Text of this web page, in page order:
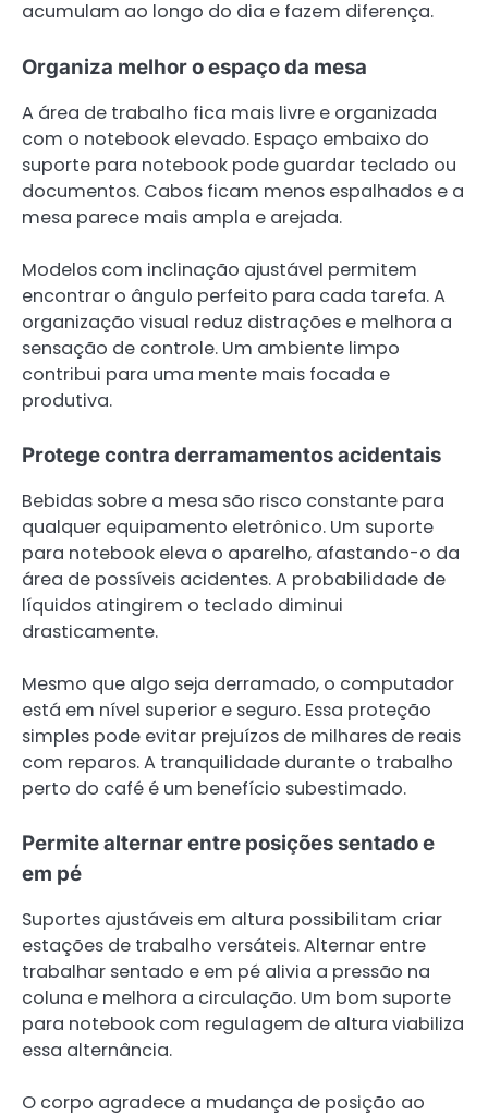
acumulam ao longo do dia e fazem diferença.
Organiza melhor o espaço da mesa
A área de trabalho fica mais livre e organizada
com o notebook elevado. Espaço embaixo do
suporte para notebook pode guardar teclado ou
documentos. Cabos ficam menos espalhados e a
mesa parece mais ampla e arejada.
Modelos com inclinação ajustável permitem
encontrar o ângulo perfeito para cada tarefa. A
organização visual reduz distrações e melhora a
sensação de controle. Um ambiente limpo
contribui para uma mente mais focada e
produtiva.
Protege contra derramamentos acidentais
Bebidas sobre a mesa são risco constante para
qualquer equipamento eletrônico. Um suporte
para notebook eleva o aparelho, afastando-o da
área de possíveis acidentes. A probabilidade de
líquidos atingirem o teclado diminui
drasticamente.
Mesmo que algo seja derramado, o computador
está em nível superior e seguro. Essa proteção
simples pode evitar prejuízos de milhares de reais
com reparos. A tranquilidade durante o trabalho
perto do café é um benefício subestimado.
Permite alternar entre posições sentado e
em pé
Suportes ajustáveis em altura possibilitam criar
estações de trabalho versáteis. Alternar entre
trabalhar sentado e em pé alivia a pressão na
coluna e melhora a circulação. Um bom suporte
para notebook com regulagem de altura viabiliza
essa alternância.
O corpo agradece a mudança de posição ao